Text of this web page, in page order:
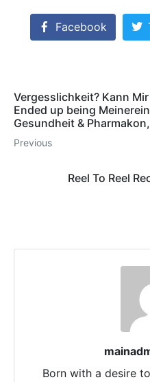
Facebook
Vergesslichkeit? Kann
Ended up being
Gesundheit &
Previous
Reel To Reel
Born with a desire